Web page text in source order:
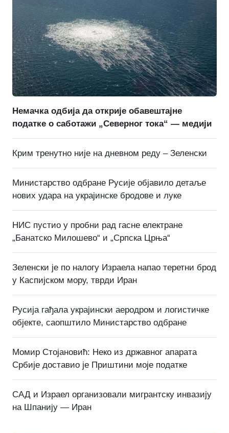
Немачка одбија да открије обавештајне
податке о саботажи „Северног тока“ — медији
Крим тренутно није на дневном реду – Зеленски
Министарство одбране Русије објавило детаље
нових удара на украјинске бродове и луке
НИС пустио у пробни рад гасне електране
„Банатско Милошево“ и „Српска Црња“
Зеленски је по налогу Израела напао теретни брод
у Каспијском мору, тврди Иран
Русија гађала украјински аеродром и логистичке
објекте, саопштило Министарство одбране
Момир Стојановић: Неко из државног апарата
Србије доставио је Приштини моје податке
САД и Израел организовали мигрантску инвазију
на Шпанију — Иран